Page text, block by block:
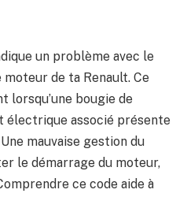
un problème avec le
de ta Renault. Ce
lorsqu’une bougie de
associé présente
mauvaise gestion du
le démarrage du moteur,
ce code aide à